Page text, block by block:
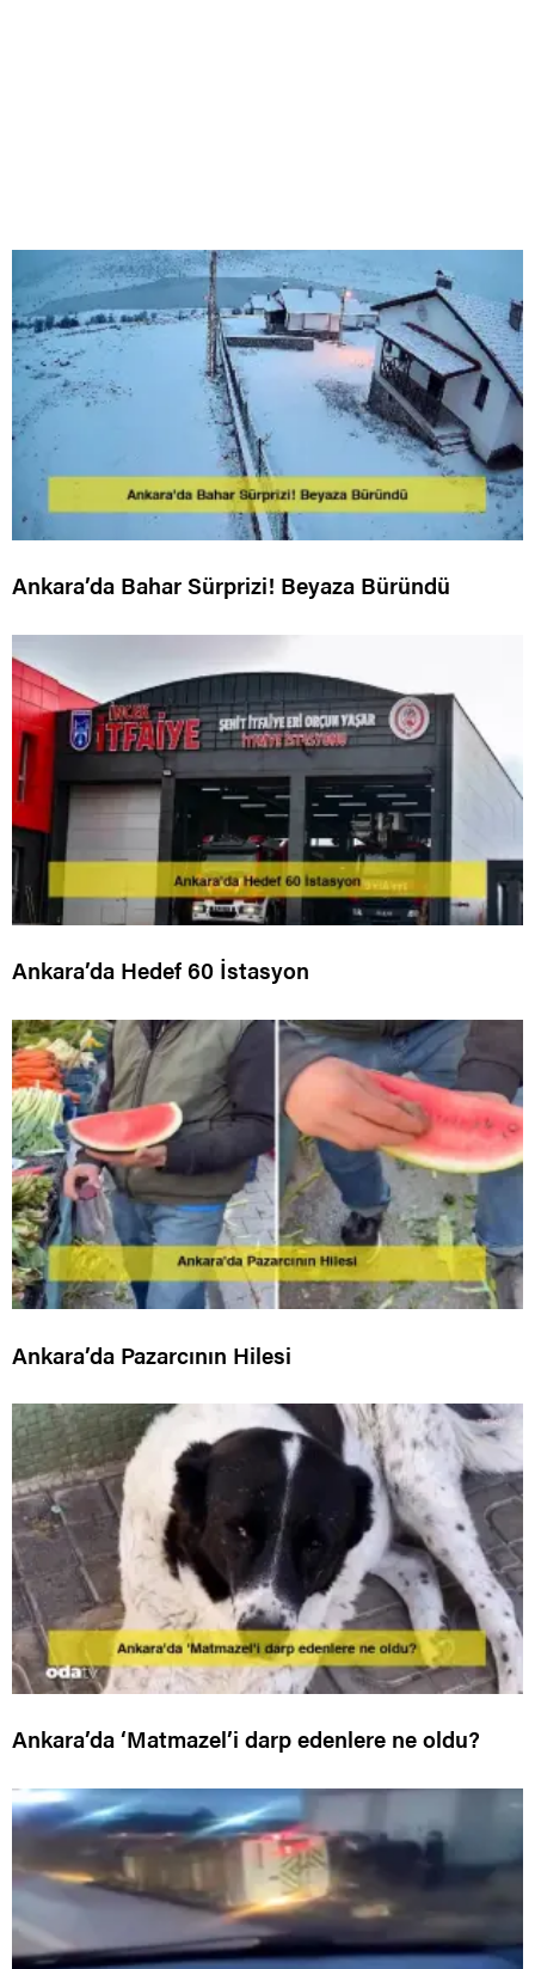
Ankara’da Bahar Sürprizi! Beyaza Büründü
Ankara’da Hedef 60 İstasyon
Ankara’da Pazarcının Hilesi
Ankara’da ‘Matmazel’i darp edenlere ne oldu?